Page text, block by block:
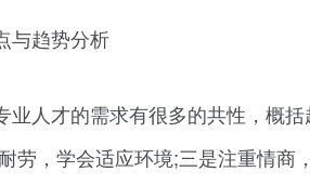
与趋势分析
人才的需求有很多的共性，概
劳，学会适应环境;三是注重情商